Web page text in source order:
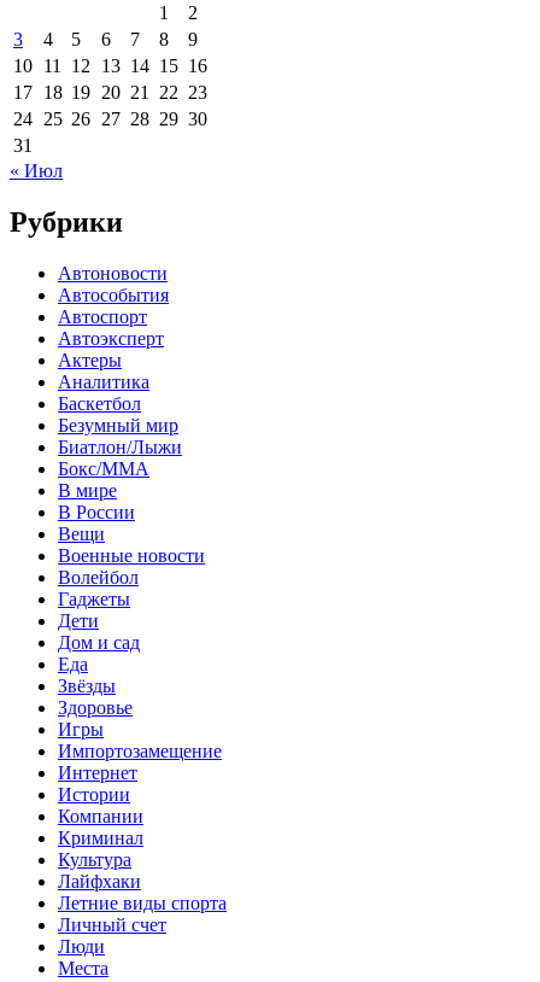
1
2
3
4 5 6 7 8
9
10 11 12 13 14 15 16
17 18 19 20 21 22 23
24 25 26 27 28 29 30
31
« Июл
Рубрики
Автоновости
Автособытия
Автоспорт
Автоэксперт
Актеры
Аналитика
Баскетбол
Безумный мир
Биатлон/Лыжи
Бокс/MMA
В мире
В России
Вещи
Военные новости
Волейбол
Гаджеты
Дети
Дом и сад
Еда
Звёзды
Здоровье
Игры
Импортозамещение
Интернет
Истории
Компании
Криминал
Культура
Лайфхаки
Летние виды спорта
Личный счет
Люди
Места